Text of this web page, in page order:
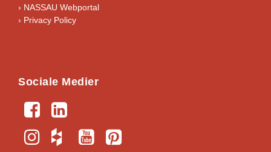
› NASSAU Webportal
› Privacy Policy
Sociale Medier